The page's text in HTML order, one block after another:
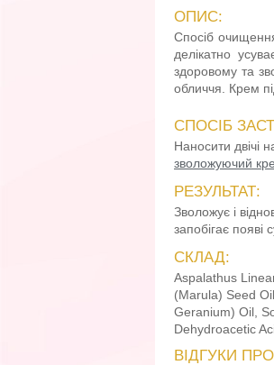
ОПИС:
Спосіб
делікатно
здоровому та
обличчя. Крем
СПОСІБ
Наносити двічі
зволожуючий
РЕЗУЛЬТАТ:
Зволожує і
запобігає появі
СКЛАД:
Aspalathus
(Marula) Seed
Geranium) Oil,
Dehydroacetic
ВІДГУКИ